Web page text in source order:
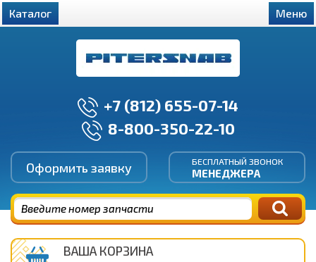
+7 (812) 655-07-14
8-800-350-22-10
Оформить заявку БЕСПЛАТНЫЙ ЗВОНОК
МЕНЕДЖЕРА
Каталог Меню
ВАША КОРЗИНА